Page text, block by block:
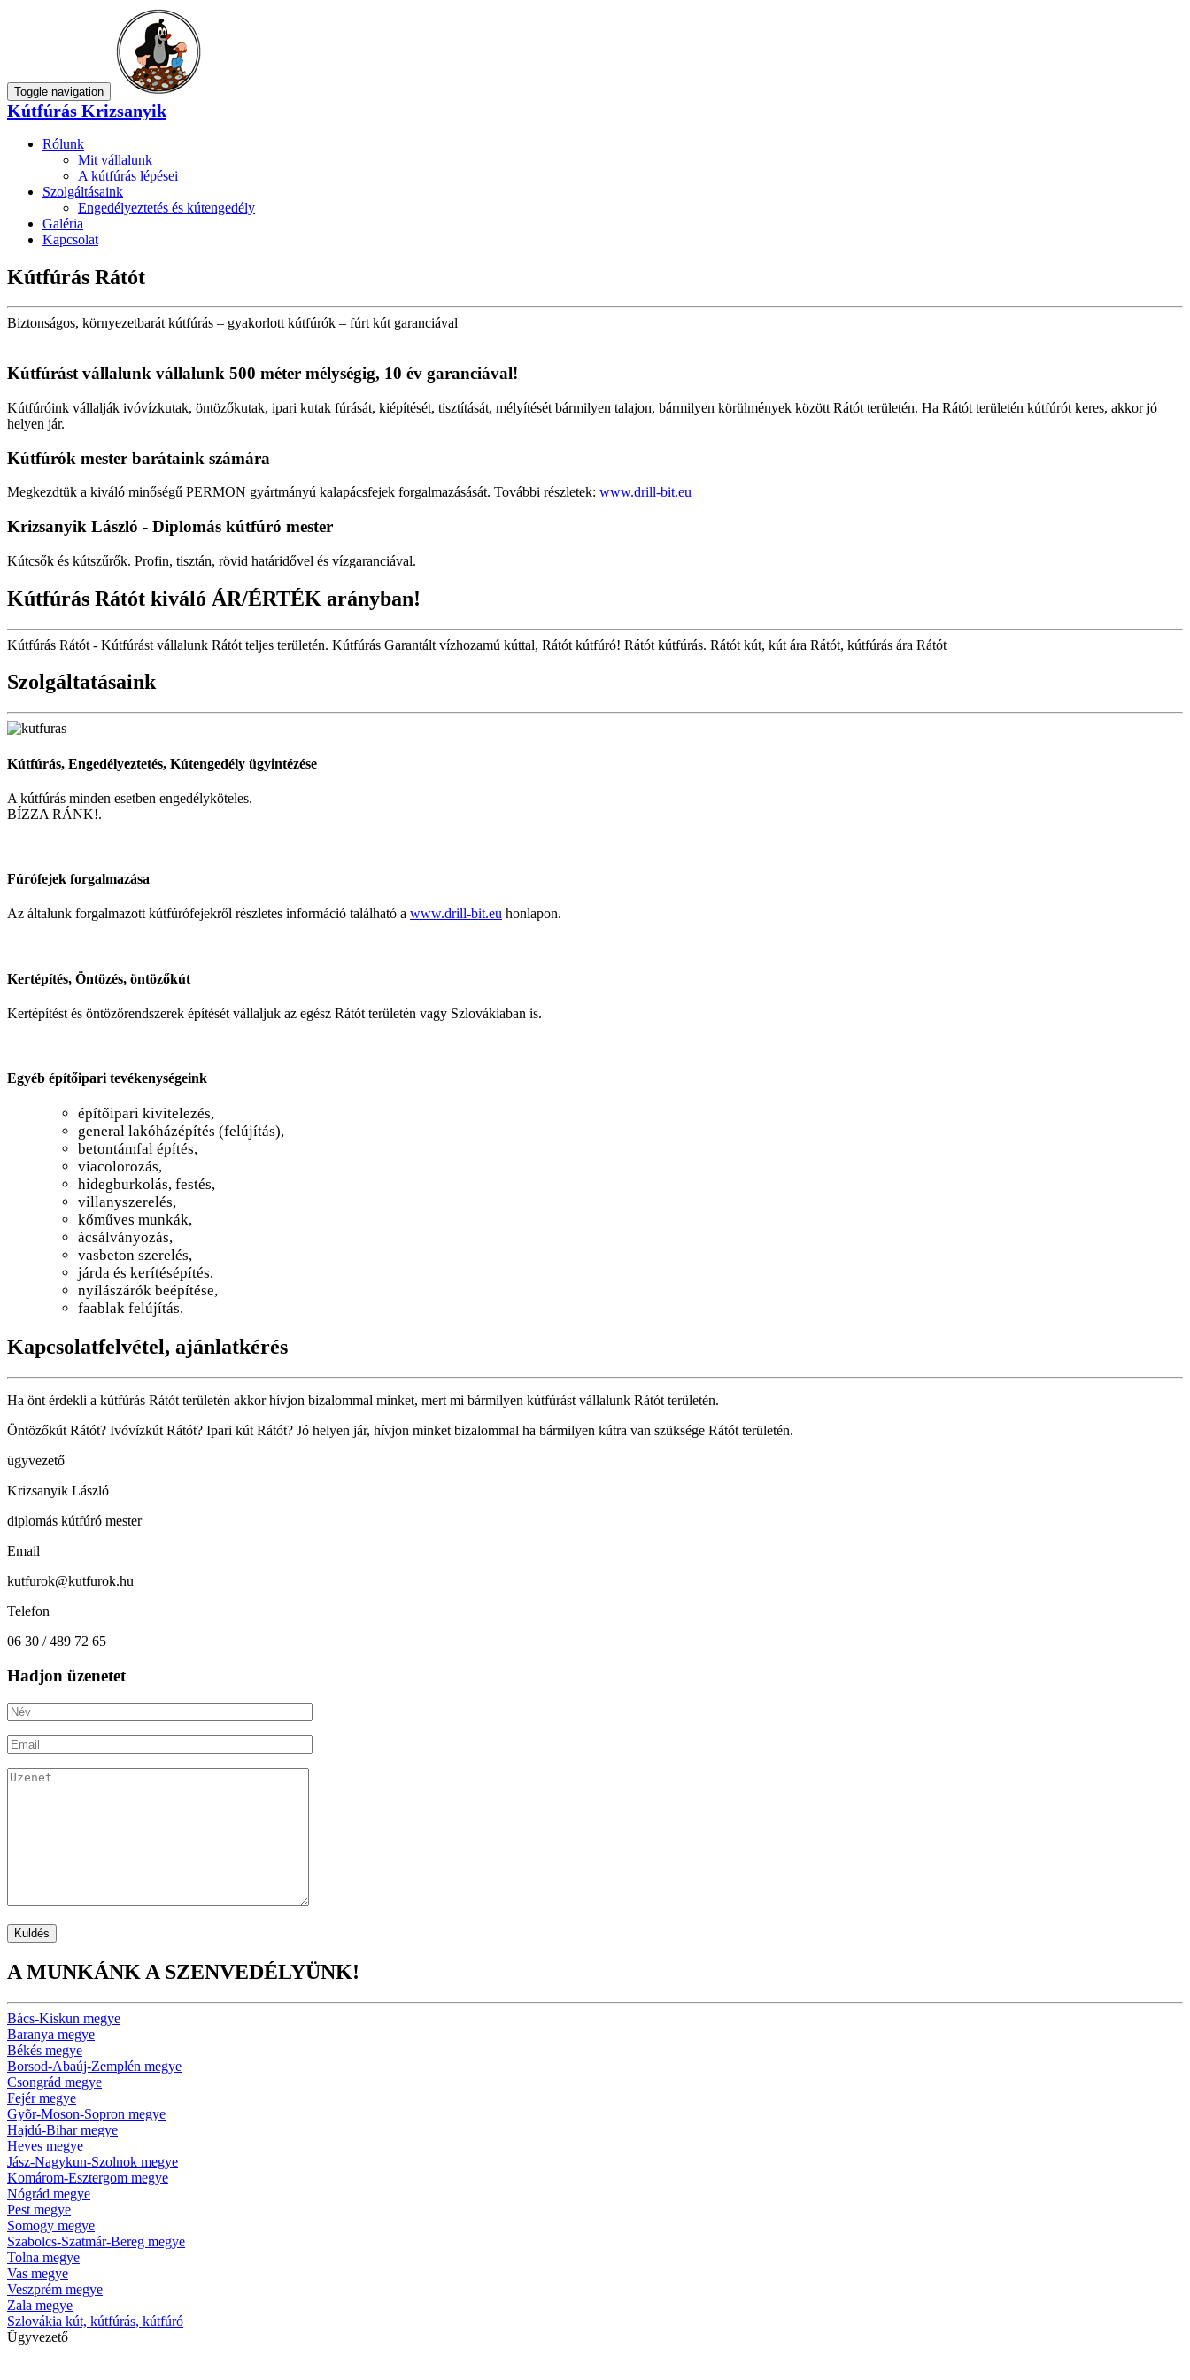
Toggle navigation
Kútfúrás Krizsanyik
Rólunk
Mit vállalunk
A kútfúrás lépései
Szolgáltásaink
Engedélyeztetés és kútengedély
Galéria
Kapcsolat
Kútfúrás Rátót
Biztonságos, környezetbarát kútfúrás – gyakorlott kútfúrók – fúrt kút garanciával
Kútfúrást vállalunk vállalunk 500 méter mélységig, 10 év garanciával!
Kútfúróink vállalják ivóvízkutak, öntözőkutak, ipari kutak fúrását, kiépítését, tisztítását, mélyítését bármilyen talajon, bármilyen körülmények között Rátót területén. Ha Rátót területén kútfúrót keres, akkor jó
helyen jár.
Kútfúrók mester barátaink számára
Megkezdtük a kiváló minőségű PERMON gyártmányú kalapácsfejek forgalmazásását. További részletek: www.drill-bit.eu
Krizsanyik László - Diplomás kútfúró mester
Kútcsők és kútszűrők. Profin, tisztán, rövid határidővel és vízgaranciával.
Kútfúrás Rátót kiváló ÁR/ÉRTÉK arányban!
Kútfúrás Rátót - Kútfúrást vállalunk Rátót teljes területén. Kútfúrás Garantált vízhozamú kúttal, Rátót kútfúró! Rátót kútfúrás. Rátót kút, kút ára Rátót, kútfúrás ára Rátót
Szolgáltatásaink
Kútfúrás, Engedélyeztetés, Kútengedély ügyintézése
A kútfúrás minden esetben engedélyköteles.
BÍZZA RÁNK!.
Fúrófejek forgalmazása
Az általunk forgalmazott kútfúrófejekről részletes információ található a www.drill-bit.eu honlapon.
Kertépítés, Öntözés, öntözőkút
Kertépítést és öntözőrendszerek építését vállaljuk az egész Rátót területén vagy Szlovákiaban is.
Egyéb építőipari tevékenységeink
építőipari kivitelezés,
general lakóházépítés (felújítás),
betontámfal építés,
viacolorozás,
hidegburkolás, festés,
villanyszerelés,
kőműves munkák,
ácsálványozás,
vasbeton szerelés,
járda és kerítésépítés,
nyílászárók beépítése,
faablak felújítás.
Kapcsolatfelvétel, ajánlatkérés
Ha önt érdekli a kútfúrás Rátót területén akkor hívjon bizalommal minket, mert mi bármilyen kútfúrást vállalunk Rátót területén.
Öntözőkút Rátót? Ivóvízkút Rátót? Ipari kút Rátót? Jó helyen jár, hívjon minket bizalommal ha bármilyen kútra van szüksége Rátót területén.
ügyvezető
Krizsanyik László
diplomás kútfúró mester
Email
kutfurok@kutfurok.hu
Telefon
06 30 / 489 72 65
Hadjon üzenetet
A MUNKÁNK A SZENVEDÉLYÜNK!
Bács-Kiskun megye
Baranya megye
Békés megye
Borsod-Abaúj-Zemplén megye
Csongrád megye
Fejér megye
Gyõr-Moson-Sopron megye
Hajdú-Bihar megye
Heves megye
Jász-Nagykun-Szolnok megye
Komárom-Esztergom megye
Nógrád megye
Pest megye
Somogy megye
Szabolcs-Szatmár-Bereg megye
Tolna megye
Vas megye
Veszprém megye
Zala megye
Szlovákia kút, kútfúrás, kútfúró
Ügyvezető